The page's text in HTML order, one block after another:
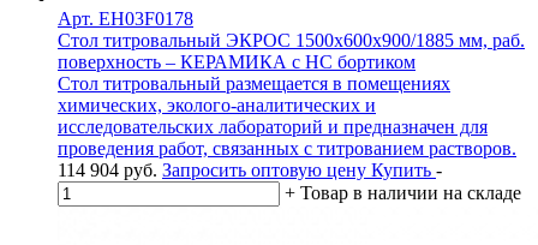
Арт. EH03F0178
Стол титровальный ЭКРОС 1500х600х900/1885 мм, раб.
поверхность – КЕРАМИКА с НС бортиком
Стол титровальный размещается в помещениях
химических, эколого-аналитических и
исследовательских лабораторий и предназначен для
проведения работ, связанных с титрованием растворов.
114 904 руб. Запросить оптовую цену Купить -
+ Товар в наличии на складе